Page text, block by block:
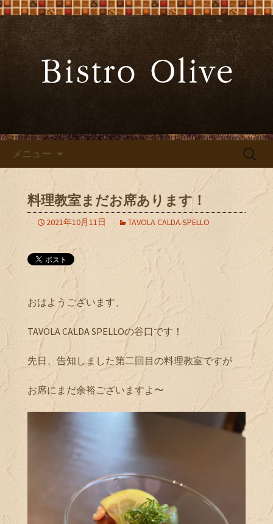
大阪難波の「Bistro Olive（ビ
ストロ オリーブ）」
大阪難波の「ビストロオリーブ」でワ
インと炭火焼料理を
メニュー
検
料理教室まだお席あります！
2021年10月11日 TAVOLA CALDA SPELLO
おはようございます、
TAVOLA CALDA SPELLOの谷口です！
先日、告知しました第二回目の料理教室ですが
お席にまだ余裕ございますよ〜